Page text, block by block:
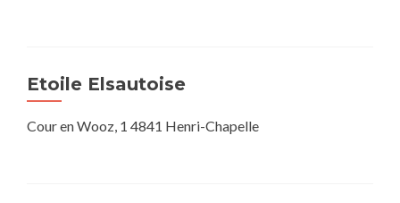
Etoile Elsautoise
Cour en Wooz, 1 4841 Henri-Chapelle